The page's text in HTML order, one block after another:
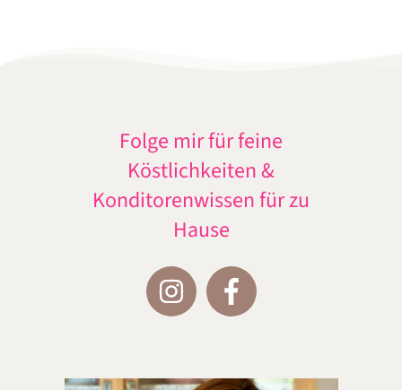
Folge mir für feine
Köstlichkeiten &
Konditorenwissen für zu
Hause